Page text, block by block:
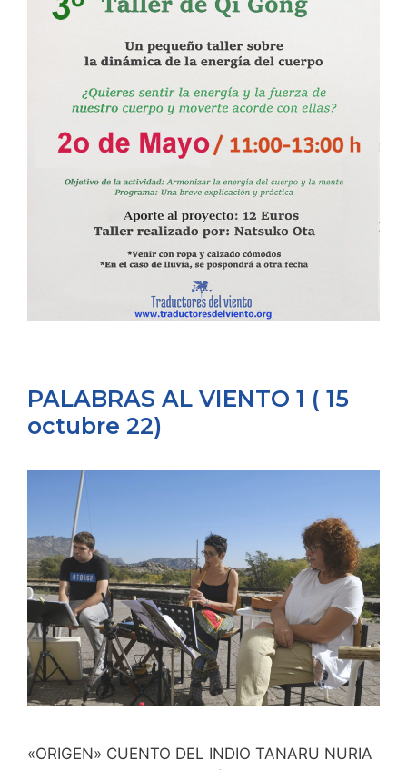
PALABRAS AL VIENTO 1 ( 15
octubre 22)
«ORIGEN» CUENTO DEL INDIO TANARU NURIA